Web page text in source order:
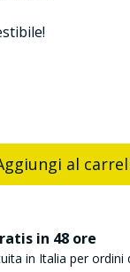
al
in 48 ore
in Italia per ordini